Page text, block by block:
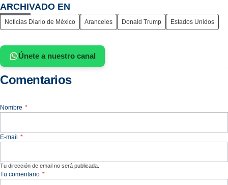
ARCHIVADO EN
Noticias Diario de México Aranceles Donald Trump Estados Unidos
Únete a nuestro canal
Comentarios
Nombre *
E-mail *
Tu dirección de email no será publicada.
Tu comentario *